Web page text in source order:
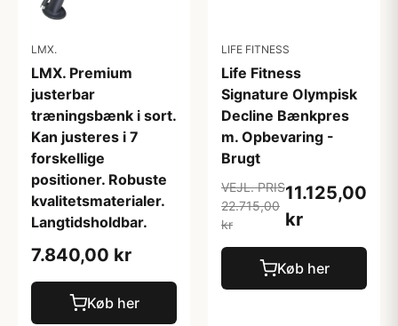
LMX.
LMX. Premium
justerbar
træningsbænk i sort.
Kan justeres i 7
forskellige
positioner. Robuste
kvalitetsmaterialer.
Langtidsholdbar.
7.840,00 kr
Køb her
LIFE FITNESS
Life Fitness
Signature Olympisk
Decline Bænkpres
m. Opbevaring -
Brugt
VEJL. PRIS
22.715,00
kr
11.125,00
kr
Køb her